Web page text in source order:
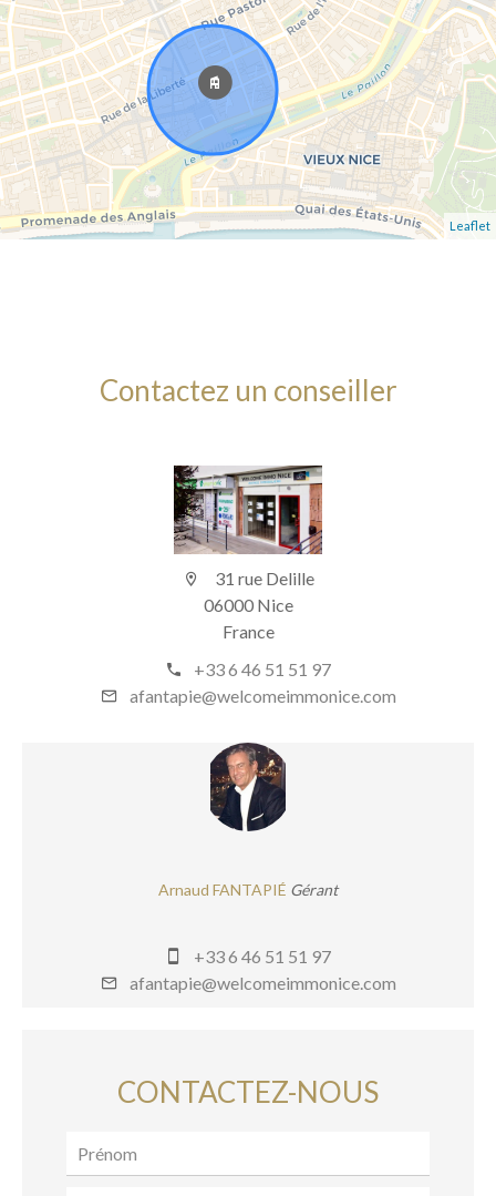
Leaflet
Contactez un conseiller
31 rue Delille
06000 Nice
France
+33 6 46 51 51 97
afantapie@welcomeimmonice.com
Arnaud FANTAPIÉ Gérant
+33 6 46 51 51 97
afantapie@welcomeimmonice.com
CONTACTEZ-NOUS